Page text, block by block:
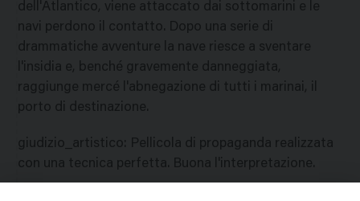
dell'Atlantico, viene attaccato dai sottomarini e le
navi perdono il contatto. Dopo una serie di
drammatiche avventure la nave riesce a sventare
l'insidia e, benché gravemente danneggiata,
raggiunge mercé l'abnegazione di tutti i marinai, il
porto di destinazione.
giudizio_artistico: Pellicola di propaganda realizzata
con una tecnica perfetta. Buona l'interpretazione.